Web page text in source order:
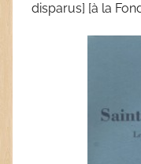
disparus] [à la